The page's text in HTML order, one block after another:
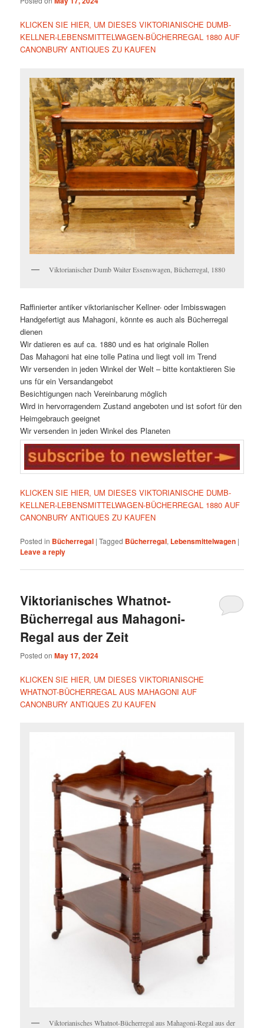
KLICKEN SIE HIER, UM DIESES VIKTORIANISCHE DUMB-
KELLNER-LEBENSMITTELWAGEN-BÜCHERREGAL 1880 AUF
CANONBURY ANTIQUES ZU KAUFEN
Viktorianischer Dumb Waiter Essenswagen, Bücherregal, 1880
Raffinierter antiker viktorianischer Kellner- oder Imbisswagen
Handgefertigt aus Mahagoni, könnte es auch als Bücherregal
dienen
Wir datieren es auf ca. 1880 und es hat originale Rollen
Das Mahagoni hat eine tolle Patina und liegt voll im Trend
Wir versenden in jeden Winkel der Welt – bitte kontaktieren Sie
uns für ein Versandangebot
Besichtigungen nach Vereinbarung möglich
Wird in hervorragendem Zustand angeboten und ist sofort für den
Heimgebrauch geeignet
Wir versenden in jeden Winkel des Planeten
KLICKEN SIE HIER, UM DIESES VIKTORIANISCHE DUMB-
KELLNER-LEBENSMITTELWAGEN-BÜCHERREGAL 1880 AUF
CANONBURY ANTIQUES ZU KAUFEN
Posted in Bücherregal |Tagged Bücherregal, Lebensmittelwagen |
Leave a reply
Viktorianisches Whatnot-
Bücherregal aus Mahagoni-
Regal aus der Zeit
Posted onMay 17, 2024
KLICKEN SIE HIER, UM DIESES VIKTORIANISCHE
WHATNOT-BÜCHERREGAL AUS MAHAGONI AUF
CANONBURY ANTIQUES ZU KAUFEN
Viktorianisches Whatnot-Bücherregal aus Mahagoni-Regal aus der